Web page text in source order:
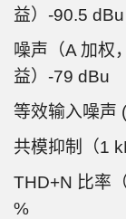
益）-90.5 dBu
噪声（A 加权
益）-79 dBu
等效输入噪声
共模抑制（1
THD+N 比率
%